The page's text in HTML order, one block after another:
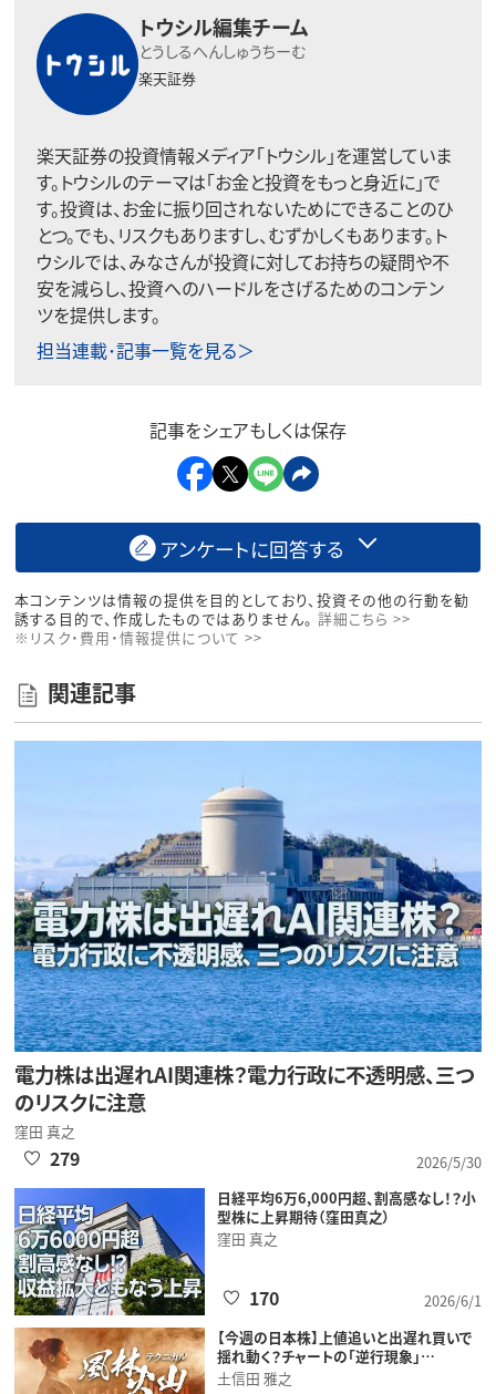
トウシル編集チーム
とうしるへんしゅうちーむ
楽天証券
楽天証券の投資情報メディア「トウシル」を運営していま
す。トウシルのテーマは「お金と投資をもっと身近に」で
す。投資は、お金に振り回されないためにできることのひ
とつ。でも、リスクもありますし、むずかしくもあります。ト
ウシルでは、みなさんが投資に対してお持ちの疑問や不
安を減らし、投資へのハードルをさげるためのコンテン
ツを提供します。
担当連載･記事一覧を見る＞
記事をシェアもしくは保存
アンケートに回答する
本コンテンツは情報の提供を目的としており、投資その他の行動を勧
誘する目的で、作成したものではありません。 詳細こちら >>
※リスク・費用・情報提供について >>
関連記事
電力株は出遅れAI関連株？電力行政に不透明感、三つ
のリスクに注意
窪田 真之
2026/5/30
279
日経平均6万6,000円超、割高感なし！？小
型株に上昇期待（窪田真之）
窪田 真之
2026/6/1
170
【今週の日本株】上値追いと出遅れ買いで
揺れ動く？チャートの「逆行現象」…
土信田 雅之